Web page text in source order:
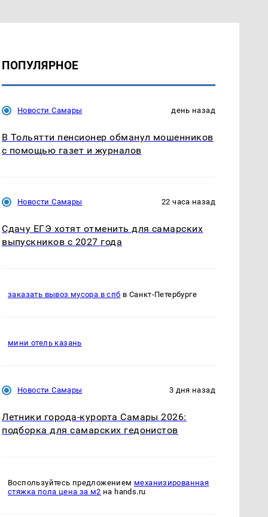
ПОПУЛЯРНОЕ
Новости Самары день назад
В Тольятти пенсионер обманул мошенников
с помощью газет и журналов
Новости Самары 22 часа назад
Сдачу ЕГЭ хотят отменить для самарских
выпускников с 2027 года
заказать вывоз мусора в спб в Санкт-Петербурге
мини отель казань
Новости Самары 3 дня назад
Летники города-курорта Самары 2026:
подборка для самарских гедонистов
Воспользуйтесь предложением механизированная
стяжка пола цена за м2 на hands.ru